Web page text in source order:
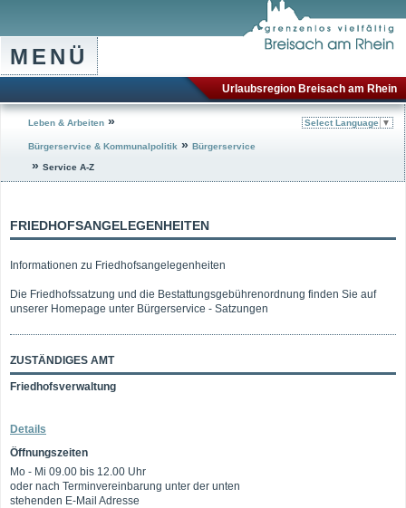
MENÜ
Urlaubsregion Breisach am Rhein
Leben & Arbeiten »
Bürgerservice & Kommunalpolitik » Bürgerservice
» Service A-Z
Select Language ▼
FRIEDHOFSANGELEGENHEITEN
Informationen zu Friedhofsangelegenheiten
Die Friedhofssatzung und die Bestattungsgebührenordnung finden Sie auf
unserer Homepage unter Bürgerservice - Satzungen
ZUSTÄNDIGES AMT
Friedhofsverwaltung
Details
Öffnungszeiten
Mo - Mi 09.00 bis 12.00 Uhr
oder nach Terminvereinbarung unter der unten
stehenden E-Mail Adresse